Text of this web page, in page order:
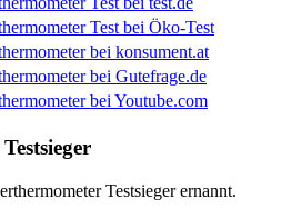
Test bei Öko-Test
bei konsument.at
bei Gutefrage.de
bei Youtube.com
Testsieger ernannt.